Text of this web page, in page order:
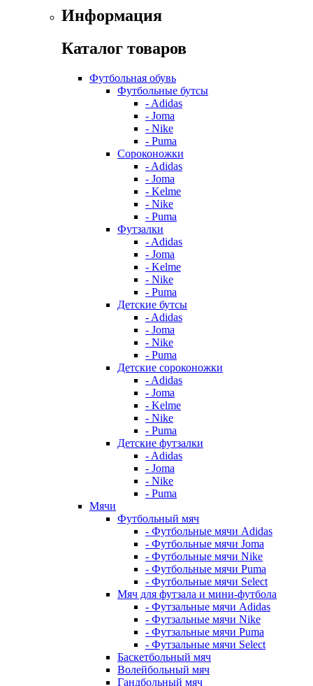
Информация
Каталог товаров
Футбольная обувь
Футбольные бутсы
- Adidas
- Joma
- Nike
- Puma
Сороконожки
- Adidas
- Joma
- Kelme
- Nike
- Puma
Футзалки
- Adidas
- Joma
- Kelme
- Nike
- Puma
Детские бутсы
- Adidas
- Joma
- Nike
- Puma
Детские сороконожки
- Adidas
- Joma
- Kelme
- Nike
- Puma
Детские футзалки
- Adidas
- Joma
- Nike
- Puma
Мячи
Футбольный мяч
- Футбольные мячи Adidas
- Футбольные мячи Joma
- Футбольные мячи Nike
- Футбольные мячи Puma
- Футбольные мячи Select
Мяч для футзала и мини-футбола
- Футзальные мячи Adidas
- Футзальные мячи Nike
- Футзальные мячи Puma
- Футзальные мячи Select
Баскетбольный мяч
Волейбольный мяч
Гандбольный мяч